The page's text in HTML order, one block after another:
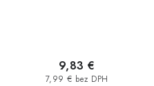
7,99 € bez DPH
9,83 €